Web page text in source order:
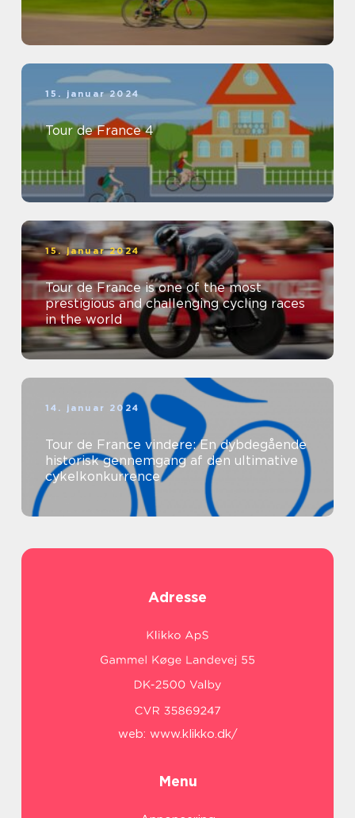
15. januar 2024
Tour de France 4
15. januar 2024
Tour de France is one of the most
prestigious and challenging cycling races
in the world
14. januar 2024
Tour de France vindere: En dybdegående
historisk gennemgang af den ultimative
cykelkonkurrence
Adresse
web: www.klikko.dk/
Menu